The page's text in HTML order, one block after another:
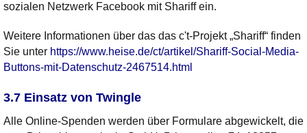
sozialen Netzwerk Facebook mit Shariff ein.
Weitere Informationen über das das c't-Projekt „Shariff“ finden
Sie unter https://www.heise.de/ct/artikel/Shariff-Social-Media-
Buttons-mit-Datenschutz-2467514.html
3.7 Einsatz von Twingle
Alle Online-Spenden werden über Formulare abgewickelt, die